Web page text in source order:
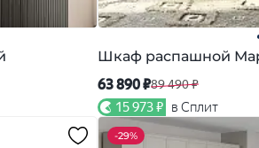
Шкаф распашной
63 890 ₽89 490 ₽
15 973 ₽ в Сплит
-29%